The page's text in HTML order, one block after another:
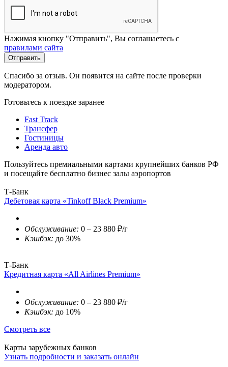
Нажимая кнопку "Отправить", Вы соглашаетесь с
правилами сайта
Отправить
Спасибо за отзыв. Он появится на сайте после проверки
модератором.
Готовьтесь к поездке заранее
Fast Track
Трансфер
Гостиницы
Аренда авто
Пользуйтесь премиальными картами крупнейших банков РФ
и посещайте бесплатно бизнес залы аэропортов
Т-Банк
Дебетовая карта «Tinkoff Black Premium»
Обслуживание: 0 – 23 880 ₽/г
Кэшбэк: до 30%
Т-Банк
Кредитная карта «All Airlines Premium»
Обслуживание: 0 – 23 880 ₽/г
Кэшбэк: до 10%
Смотреть все
Карты зарубежных банков
Узнать подробности и заказать онлайн